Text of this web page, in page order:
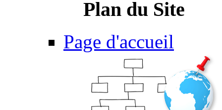
Plan du Site
Page d'accueil